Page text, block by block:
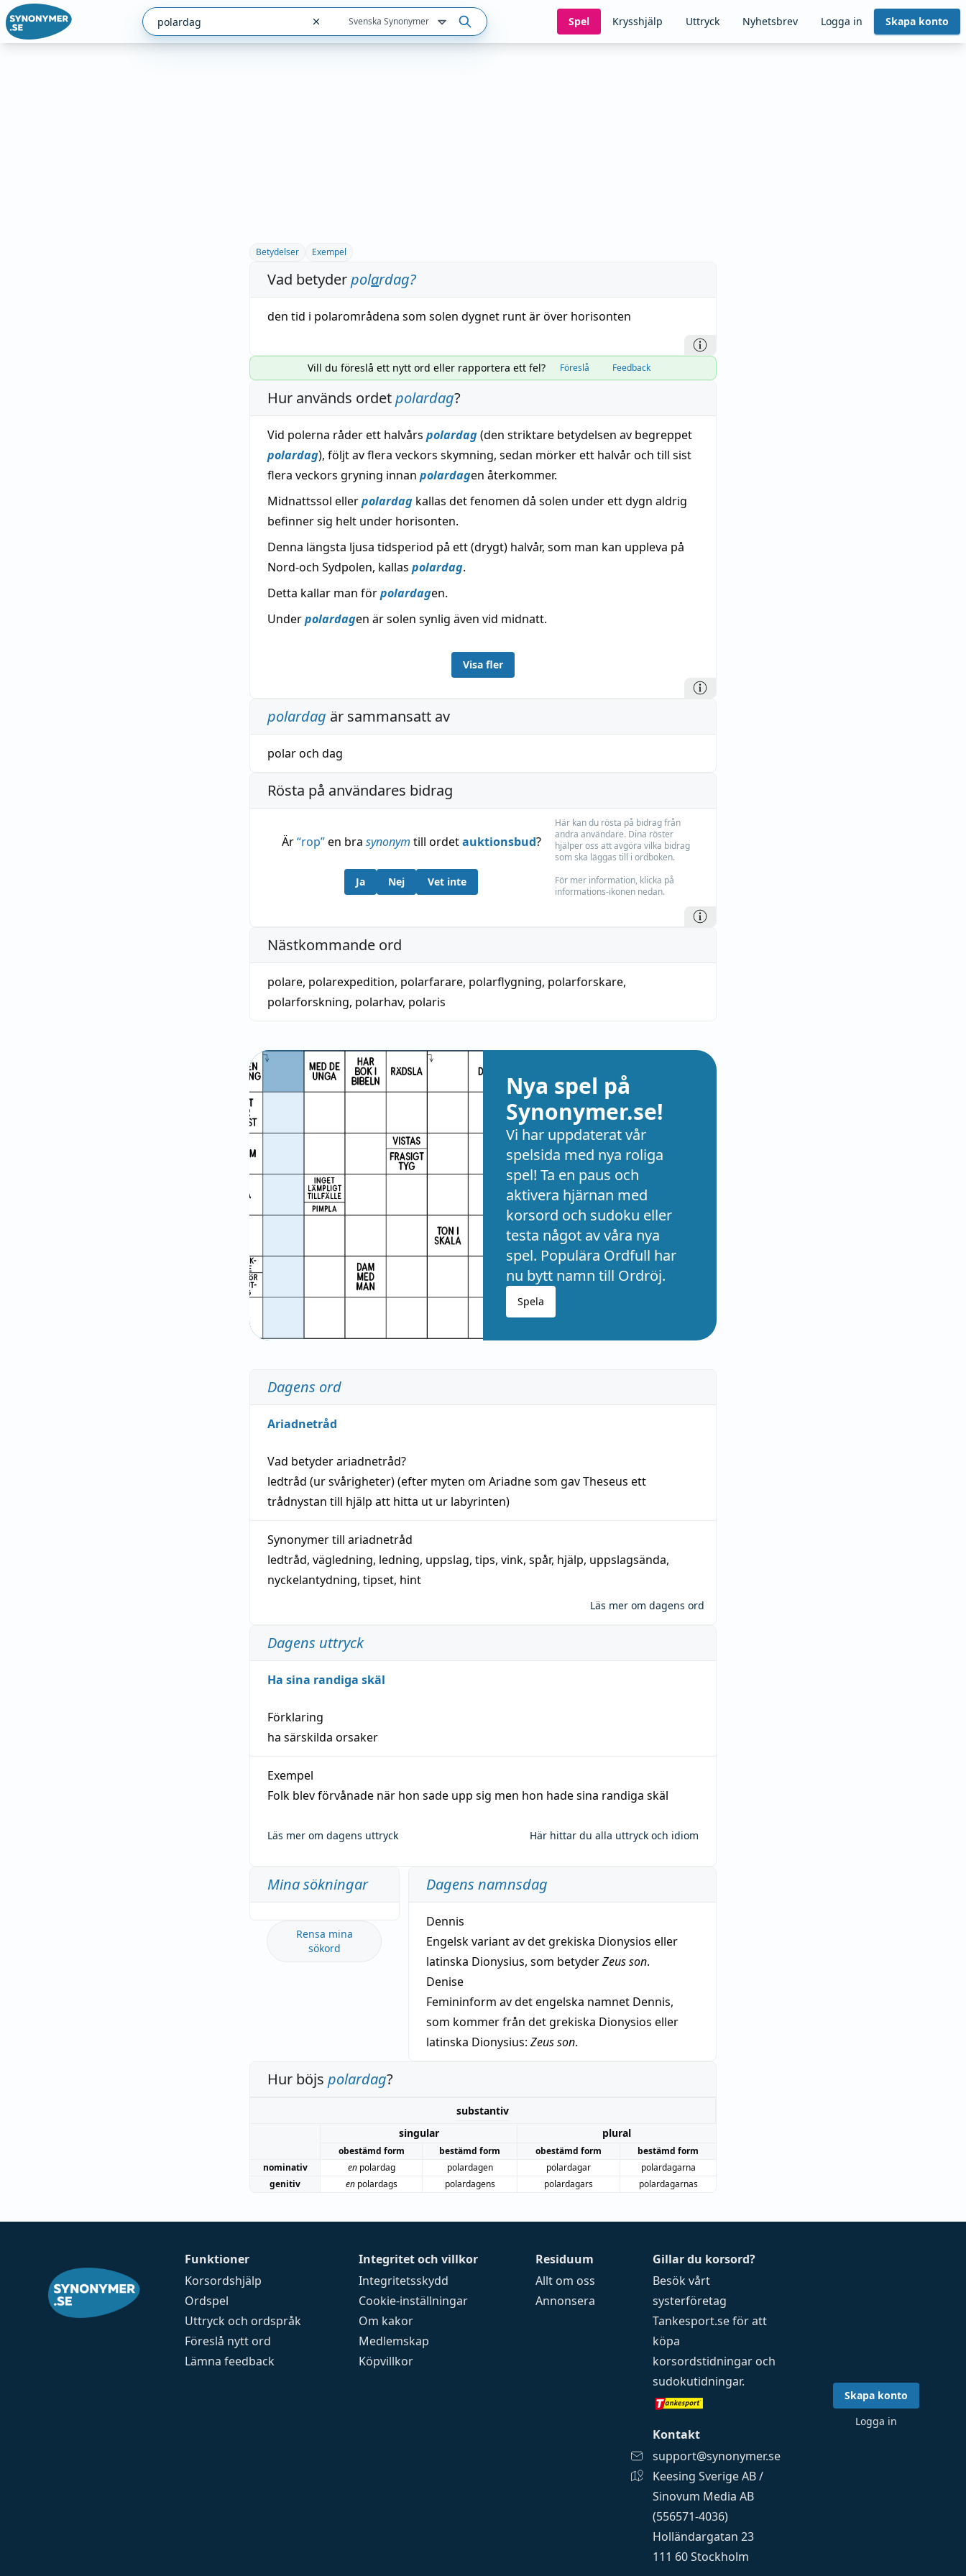
Svenska Synonymer Spel Krysshjälp Uttryck Nyhetsbrev Logga in Skapa konto
Betydelser Exempel
Vad betyderpolardag?
den tid i polarområdena som solen dygnet runtär över horisonten
Vill du föreslå ett nytt ord eller rapportera ett fel? Föreslå Feedback
Hur används ordetpolardag?
Vid polerna råder ett halvårs polardag(den striktare betydelsen av begreppet
polardag), följt av flera veckors skymning, sedan mörker ett halvår och till sist
flera veckors gryning innan polardagen återkommer.
Midnattssol ellerpolardag kallas det fenomen då solen under ett dygn aldrig
befinner sig helt under horisonten.
Denna längsta ljusa tidsperiod på ett (drygt) halvår, som man kan uppleva på
Nord-och Sydpolen, kallas polardag.
Detta kallar man förpolardagen.
Underpolardagen är solen synlig även vid midnatt.
Visa fler
polardag är sammansatt av
polaroch dag
Rösta på användares bidrag
Är“rop”en bra synonym till ordetauktionsbud?
Ja Nej Vet inte
Här kan du rösta på bidrag från
andra användare. Dina röster
hjälper oss att avgöra vilka bidrag
som ska läggas till i ordboken.
För mer information, klicka på
informations-ikonen nedan.
Nästkommande ord
polare, polarexpedition, polarfarare, polarflygning, polarforskare,
polarforskning, polarhav, polaris
Nya spel på
Synonymer.se!
Vi har uppdaterat vår
spelsida med nya roliga
spel! Ta en paus och
aktivera hjärnan med
korsord och sudoku eller
testa något av våra nya
spel. Populära Ordfull har
nu bytt namn till Ordröj.
Spela
Dagens ord
Ariadnetråd
Vad betyderariadnetråd?
ledtråd (ur svårigheter) (efter myten om Ariadne som gav Theseus ett
trådnystan till hjälp att hitta ut ur labyrinten)
Synonymer till ariadnetråd
ledtråd, vägledning, ledning, uppslag, tips, vink, spår, hjälp, uppslagsända,
nyckelantydning, tipset, hint
Läs mer om dagens ord
Dagens uttryck
Ha sina randiga skäl
Förklaring
ha särskilda orsaker
Exempel
Folk blev förvånade när hon sade upp sig men hon hade sina randiga skäl
Läs mer om dagens uttryck Här hittar du alla uttryck och idiom
Mina sökningar
Rensa mina
sökord
Dagens namnsdag
Dennis
Engelsk variant av det grekiska Dionysios eller
latinska Dionysius, som betyderZeus son.
Denise
Femininform av det engelska namnet Dennis,
som kommer från det grekiska Dionysios eller
latinska Dionysius: Zeus son.
Hur böjs polardag?
substantiv
singular
plural
obestämd form bestämd form obestämd form
bestämd form
nominativ
enpolardag polardagen polardagar
polardagarna
genitiv
enpolardags polardagens polardagars polardagarnas
Funktioner
Korsordshjälp
Ordspel
Uttryck och ordspråk
Föreslå nytt ord
Lämna feedback
Integritet och villkor
Integritetsskydd
Cookie-inställningar
Om kakor
Medlemskap
Köpvillkor
Residuum
Allt om oss
Annonsera
Gillar du korsord?
Besök vårt
systerföretag
Tankesport.seför att
köpa
korsordstidningar och
sudokutidningar.
Kontakt
support@synonymer.se
Keesing Sverige AB /
Sinovum Media AB
(556571-4036)
Holländargatan 23
111 60 Stockholm
Skapa konto
Logga in